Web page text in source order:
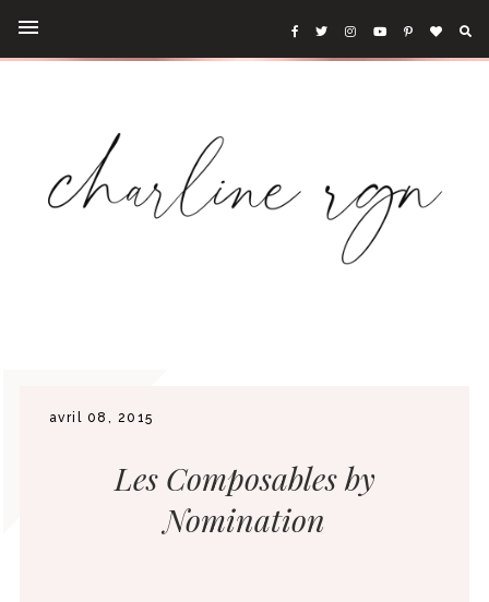
avril 08, 2015
Les Composables by
Nomination